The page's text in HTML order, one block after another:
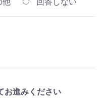
お進みください